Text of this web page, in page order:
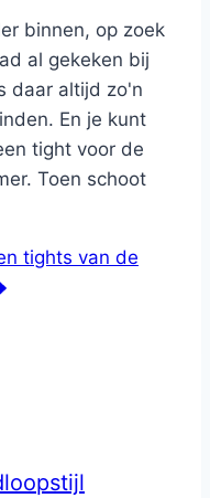
binnen, op zoek
al gekeken bij
daar altijd zo'n
En je kunt
tight voor de
Toen schoot
tights van de